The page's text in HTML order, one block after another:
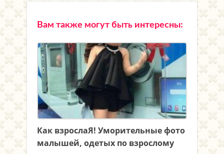
Вам также могут быть интересны:
Как взрослаЯ! Уморительные фото
малышей, одетых по взрослому